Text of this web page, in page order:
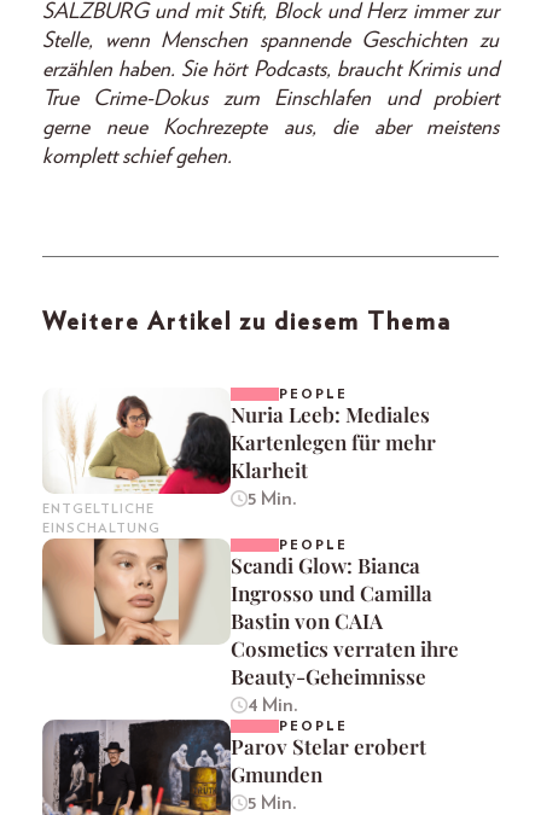
SALZBURG und mit Stift, Block und Herz immer zur
Stelle, wenn Menschen spannende Geschichten zu
erzählen haben. Sie hört Podcasts, braucht Krimis und
True Crime-Dokus zum Einschlafen und probiert
gerne neue Kochrezepte aus, die aber meistens
komplett schief gehen.
Weitere Artikel zu diesem Thema
ENTGELTLICHE
EINSCHALTUNG
PEOPLE
Nuria Leeb: Mediales
Kartenlegen für mehr
Klarheit
5 Min.
PEOPLE
Scandi Glow: Bianca
Ingrosso und Camilla
Bastin von CAIA
Cosmetics verraten ihre
Beauty-Geheimnisse
4 Min.
PEOPLE
Parov Stelar erobert
Gmunden
5 Min.